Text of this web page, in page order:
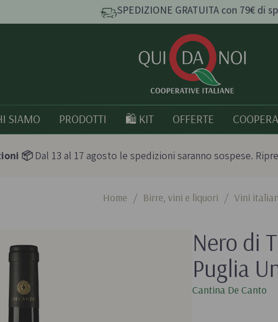
SPEDIZIONE GRATUITA con 79€ di
SIAMO PRODOTTI
Pesti e paté bio
Sughi biologici e passate
Olio e aceto biologici
Spezie biologiche e aromi
Pasta artigianale
Taralli e grissini artigianali
Farine biologiche
🛍️ KIT OFFERTE
📦Dal 13 al 17 agosto le spedizioni saranno sospese.
Home / Birre, vini e liquori / Vini
Nero di
Puglia
Cantina De Canto